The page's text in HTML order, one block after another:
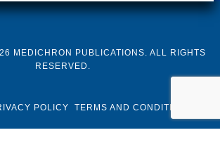
MEDICHRON PUBLICATIONS. ALL RIGHTS
RESERVED.
POLICY
TERMS AND CONDITIONS